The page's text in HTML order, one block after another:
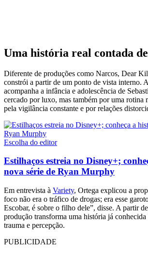
Uma história real contada
Diferente de produções como Narcos, Dear
constrói a partir de um ponto de vista interno.
acompanha a infância e adolescência de
cercado por luxo, mas também por uma rotina
pela vigilância constante e por relações
Escolha do editor
Estilhaços estreia no Disney+;
nova série de Ryan Murphy
Em entrevista à Variety, Ortega explicou a
foco não era o tráfico de drogas; era esse
Escobar, é sobre o filho dele”, disse. A partir
produção transforma uma história já conhecida
trauma e percepção.
PUBLICIDADE